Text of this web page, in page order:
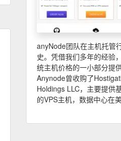
anyNode团队在主机托管
史。凭借我们多年的经验
统主机价格的一小部分提
Anynode曾收购了
Holdings LLC，主要提供
的VPS主机，数据中心在